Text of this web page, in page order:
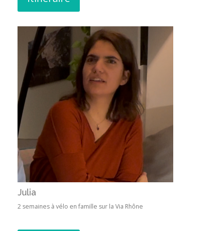
Julia
2 semaines à vélo en famille sur la Via Rhône